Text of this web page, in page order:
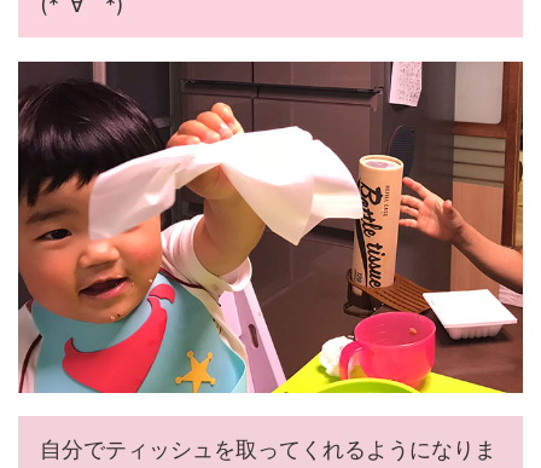
自分でティッシュを取ってくれるようになりま